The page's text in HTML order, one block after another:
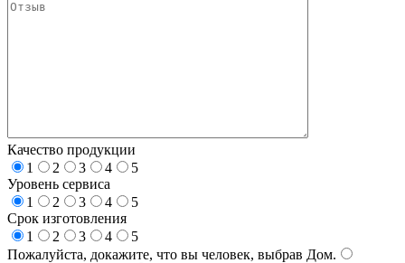
Качество продукции
1
2 3 4
5
Уровень сервиса
1
2 3 4
5
Срок изготовления
1
2 3 4
5
Пожалуйста, докажите, что вы человек, выбрав Дом.